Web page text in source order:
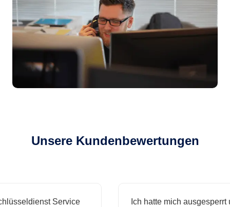
Unsere Kundenbewertungen
Service
Ich hatte mich ausgesperrt